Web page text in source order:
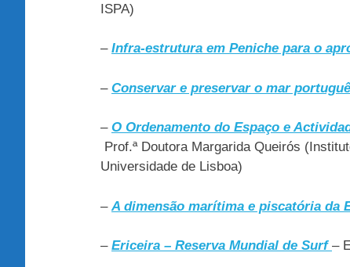
ISPA)
– Infra-estrutura em Peniche para o
– Conservar e preservar o mar
– O Ordenamento do Espaço e
Prof.ª Doutora Margarida Queirós
Universidade de Lisboa)
– A dimensão marítima e piscatória da
– Ericeira – Reserva Mundial de Surf –